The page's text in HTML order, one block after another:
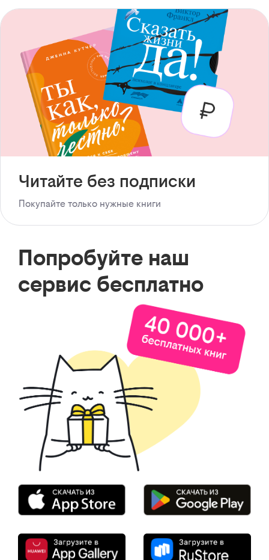
Читайте без подписки
Покупайте только нужные книги
Попробуйте наш
сервис бесплатно